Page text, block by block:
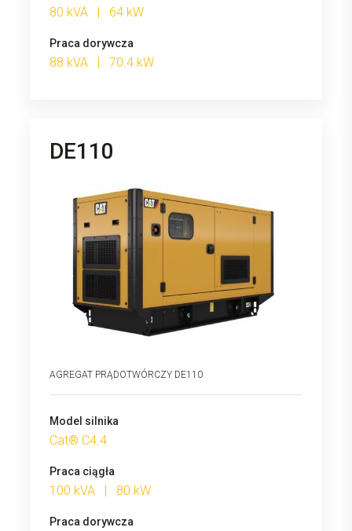
80 kVA | 64 kW
Praca dorywcza
88 kVA | 70.4 kW
DE110
AGREGAT PRĄDOTWÓRCZY DE110
Model silnika
Cat® C4.4
Praca ciągła
100 kVA | 80 kW
Praca dorywcza